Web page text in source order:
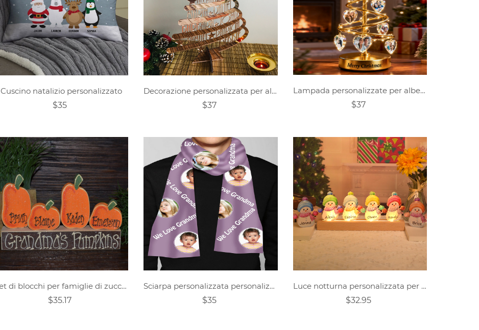
Cuscino natalizio personalizzato
$35
Decorazione personalizzata per albero di Natale con nome della famiglia
$37
Lampada personalizzate per albero di Natale con foto
$37
Set di blocchi per famiglie di zucche personalizzate
$35.17
Sciarpa personalizzata personalizzata con foto unisex
$35
Luce notturna personalizzata per pupazzo di neve di Natale
$32.95